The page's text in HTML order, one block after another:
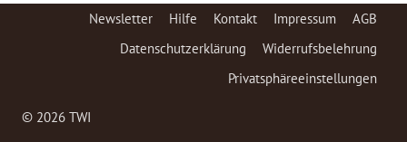
Newsletter Hilfe Kontakt Impressum
AGB
Datenschutzerklärung
Widerrufsbelehrung
Privatsphäreeinstellungen
© 2026 TWI